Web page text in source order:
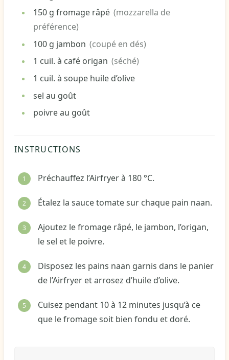
150 g fromage râpé (mozzarella de
préférence)
100 g jambon (coupé en dés)
1 cuil. à café origan (séché)
1 cuil. à soupe huile d’olive
sel au goût
poivreau goût
INSTRUCTIONS
Préchauffez l’Airfryer à 180 °C.
Étalez la sauce tomate sur chaque pain naan.
Ajoutez le fromage râpé, le jambon, l’origan,
le sel et le poivre.
Disposez les pains naan garnis dans le panier
de l’Airfryer et arrosez d’huile d’olive.
Cuisez pendant 10 à 12 minutes jusqu’à ce
que le fromage soit bien fondu et doré.